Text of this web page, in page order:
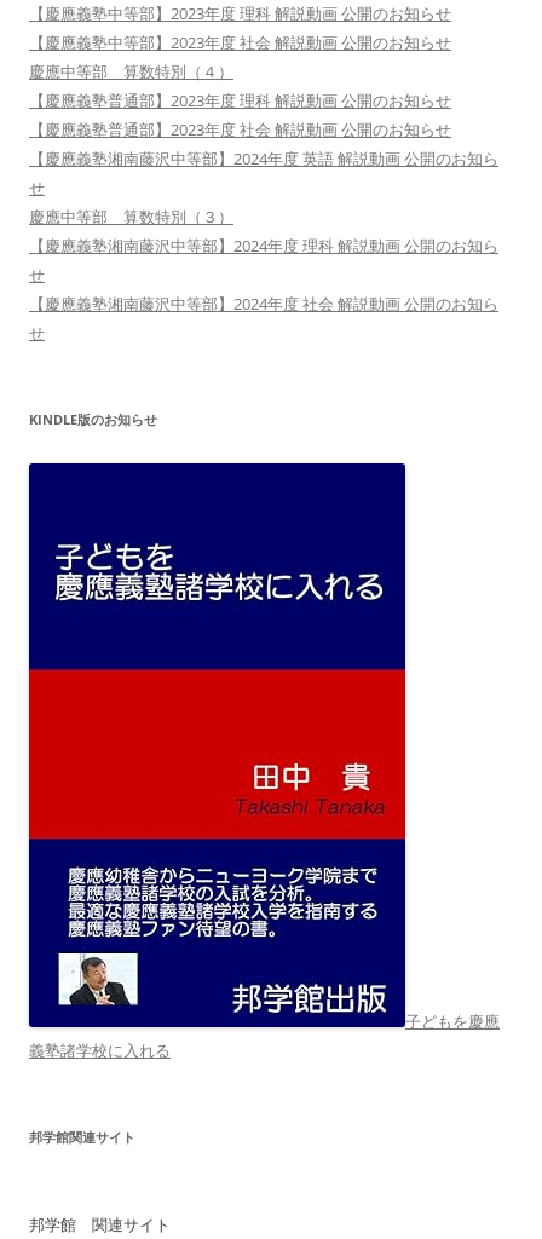
【慶應義塾中等部】2023年度 理科 解説動画 公開のお知らせ
【慶應義塾中等部】2023年度 社会 解説動画 公開のお知らせ
慶應中等部 算数特別（４）
【慶應義塾普通部】2023年度 理科 解説動画 公開のお知らせ
【慶應義塾普通部】2023年度 社会 解説動画 公開のお知らせ
【慶應義塾湘南藤沢中等部】2024年度 英語 解説動画 公開のお知ら
せ
慶應中等部 算数特別（３）
【慶應義塾湘南藤沢中等部】2024年度 理科 解説動画 公開のお知ら
せ
【慶應義塾湘南藤沢中等部】2024年度 社会 解説動画 公開のお知ら
せ
KINDLE版のお知らせ
子どもを慶應
義塾諸学校に入れる
邦学館関連サイト
邦学館 関連サイト